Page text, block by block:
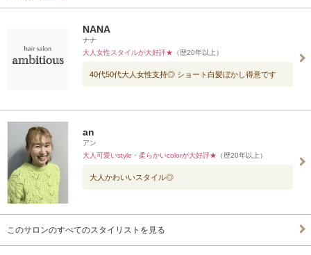
NANA
ナナ
大人女性スタイルが大好評★ （歴20年以上）
40代50代大人女性支持◎ ショート白髪ぼかし得意です
an
アン
大人可愛いstyle・柔らかいcolorが大好評★ （歴20年以上）
大人かわいいスタイル◎
このサロンのすべてのスタイリストを見る